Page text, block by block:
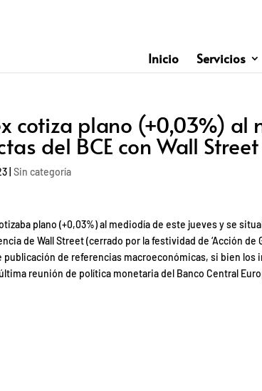
Inicio Servicios
cotiza plano (+0,03%)
del BCE con Wall
|Sin categoría
plano (+0,03%) al mediodía de este jueves y se
de Wall Street (cerrado por la festividad de ‘Acción de
publicación de referencias macroeconómicas, si bien
reunión de política monetaria del Banco Central